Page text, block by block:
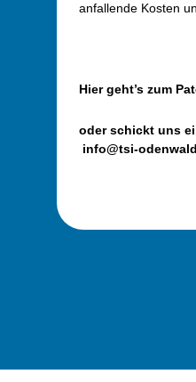
anfallende Kosten
Hier geht’s zum
oder schickt uns
info@tsi-